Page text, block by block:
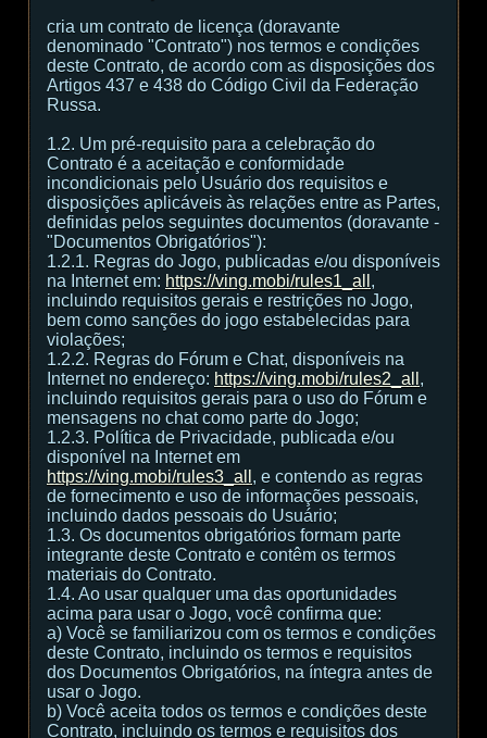
cria um contrato de licença (doravante
denominado "Contrato") nos termos e condições
deste Contrato, de acordo com as disposições dos
Artigos 437 e 438 do Código Civil da Federação
Russa.
1.2. Um pré-requisito para a celebração do
Contrato é a aceitação e conformidade
incondicionais pelo Usuário dos requisitos e
disposições aplicáveis às relações entre as Partes,
definidas pelos seguintes documentos (doravante -
"Documentos Obrigatórios"):
1.2.1. Regras do Jogo, publicadas e/ou disponíveis
na Internet em: https://ving.mobi/rules1_all ,
incluindo requisitos gerais e restrições no Jogo,
bem como sanções do jogo estabelecidas para
violações;
1.2.2. Regras do Fórum e Chat, disponíveis na
Internet no endereço: https://ving.mobi/rules2_all ,
incluindo requisitos gerais para o uso do Fórum e
mensagens no chat como parte do Jogo;
1.2.3. Política de Privacidade, publicada e/ou
disponível na Internet em
https://ving.mobi/rules3_all , e contendo as regras
de fornecimento e uso de informações pessoais,
incluindo dados pessoais do Usuário;
1.3. Os documentos obrigatórios formam parte
integrante deste Contrato e contêm os termos
materiais do Contrato.
1.4. Ao usar qualquer uma das oportunidades
acima para usar o Jogo, você confirma que:
а) Você se familiarizou com os termos e condições
deste Contrato, incluindo os termos e requisitos
dos Documentos Obrigatórios, na íntegra antes de
usar o Jogo.
b) Você aceita todos os termos e condições deste
Contrato, incluindo os termos e requisitos dos